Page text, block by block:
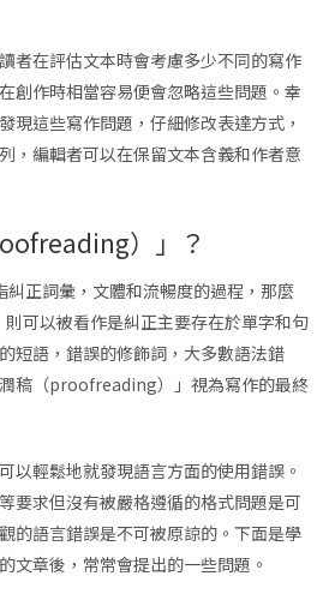
者在評估文本時會考慮多少不同的寫作
創作時相當容易便會忽略這些問題。幸
現這些寫作問題，仔細修改表達方式，
，編輯者可以在保留文本含義和作者意
）」？
正詞彙，文體和流暢度的過程，那麼
可以被看作是糾正主要存在於單字和句
短語，錯誤的修飾詞，大多數語法錯
稿（proofreading）」視為寫作的最終
以輕鬆地就發現語言方面的使用錯誤。
要求但沒有被嚴格遵循的格式問題是可
的語言錯誤是不可被原諒的。下面是學
文章後，常常會提出的一些問題。